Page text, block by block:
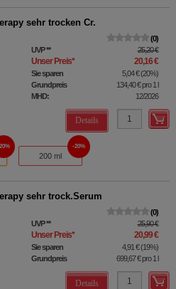
sehr trocken Cr.
0
UVP** 25,20 €
Unser Preis* 20,16 €
Sie sparen 5,04 €(20%)
Grundpreis
134,40 €pro 1 l
MHD:
12/2026
Details
200 ml
20%
sehr trock.Serum
0
UVP** 25,90 €
Unser Preis* 20,99 €
Sie sparen 4,91 €(19%)
Grundpreis
699,67 €pro 1 l
Details